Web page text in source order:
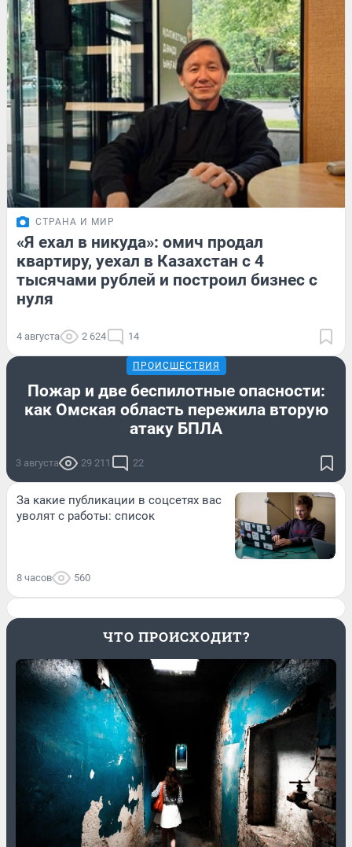
СТРАНА И МИР
«Я ехал в никуда»: омич продал
квартиру, уехал в Казахстан с 4
тысячами рублей и построил бизнес с
нуля
4 августа 2 624 14
ПРОИСШЕСТВИЯ
Пожар и две беспилотные опасности:
как Омская область пережила вторую
атаку БПЛА
3 августа 29 211 22
За какие публикации в соцсетях вас
уволят с работы: список
8 часов 560
ЧТО ПРОИСХОДИТ?